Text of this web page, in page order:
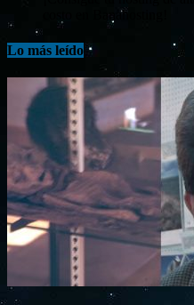
costo en Banahosting!
Lo más leído